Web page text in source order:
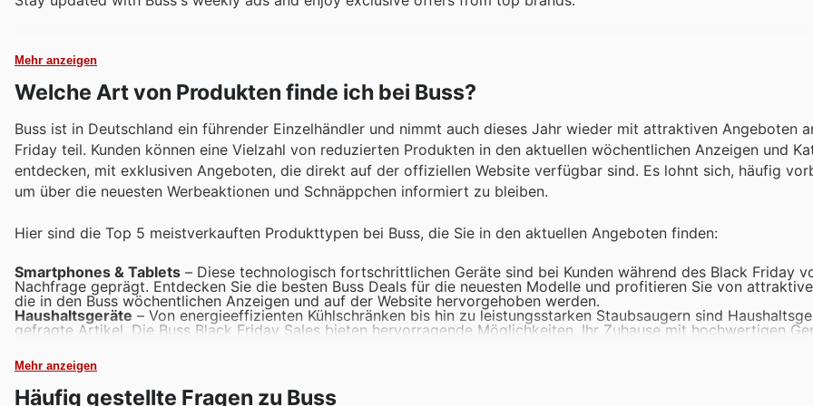
Mehr anzeigen
Welche Art von Produkten finde ich bei Buss?
Buss ist in Deutschland ein führender Einzelhändler und nimmt auch dieses Jahr wieder mit attraktiven Angeboten
Friday teil. Kunden können eine Vielzahl von reduzierten Produkten in den aktuellen wöchentlichen Anzeigen und
entdecken, mit exklusiven Angeboten, die direkt auf der offiziellen Website verfügbar sind. Es lohnt sich, häufig
um über die neuesten Werbeaktionen und Schnäppchen informiert zu bleiben.
Hier sind die Top 5 meistverkauften Produkttypen bei Buss, die Sie in den aktuellen Angeboten finden:
Smartphones & Tablets – Diese technologisch fortschrittlichen Geräte sind bei Kunden während des Black Friday
Nachfrage geprägt. Entdecken Sie die besten Buss Deals für die neuesten Modelle und profitieren Sie von
die in den Buss wöchentlichen Anzeigen und auf der Website hervorgehoben werden.
Haushaltsgeräte – Von energieeffizienten Kühlschränken bis hin zu leistungsstarken Staubsaugern sind
gefragte Artikel. Die Buss Black Friday Sales bieten hervorragende Möglichkeiten, Ihr Zuhause mit hochwertigen
Fernseher & Unterhaltungselektronik
und Audiogeräten. Buss bietet in seinen Angeboten beeindruckende Deals, die sicherstellen, dass Sie die besten
zu reduzierten Preisen genießen können.
Mehr anzeigen
Häufig gestellte Fragen zu Buss